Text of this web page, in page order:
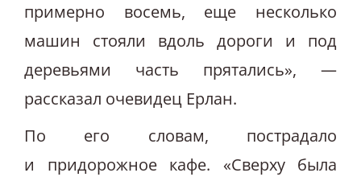
примерно восемь, еще несколько
машин стояли вдоль дороги и под
деревьями часть прятались», —
рассказал очевидец Ерлан.
По его словам, пострадало
и придорожное кафе. «Сверху была